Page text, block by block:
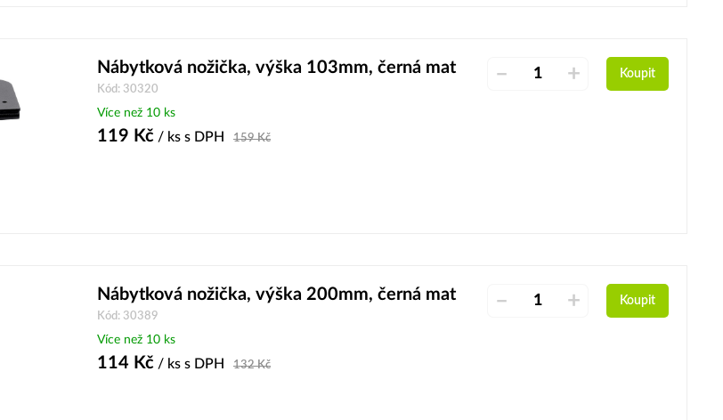
Nábytková nožička, výška 103mm, černá mat
Kód: 30320
Více než 10 ks
119 Kč / ks s DPH 159Kč
– + Koupit
Nábytková nožička, výška 200mm, černá mat
Kód: 30389
Více než 10 ks
114 Kč / ks s DPH 132Kč
– + Koupit